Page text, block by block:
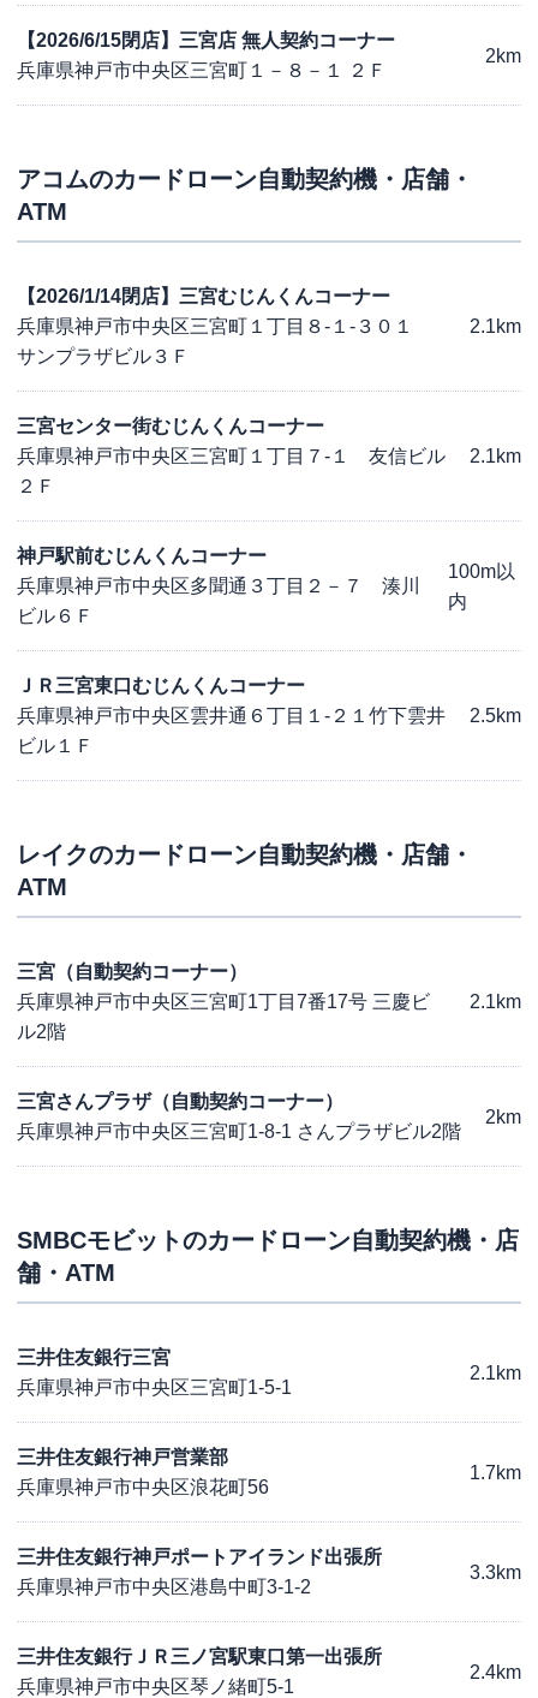
【2026/6/15閉店】三宮店 無人契約コーナー
兵庫県神戸市中央区三宮町１－８－１ ２Ｆ
2km
アコムのカードローン自動契約機・店舗・
ATM
【2026/1/14閉店】三宮むじんくんコーナー
兵庫県神戸市中央区三宮町１丁目８-１-３０１
サンプラザビル３Ｆ
2.1km
三宮センター街むじんくんコーナー
兵庫県神戸市中央区三宮町１丁目７-１ 友信ビル
２Ｆ
2.1km
神戸駅前むじんくんコーナー
兵庫県神戸市中央区多聞通３丁目２－７ 湊川
ビル６Ｆ
100m以
内
ＪＲ三宮東口むじんくんコーナー
兵庫県神戸市中央区雲井通６丁目１-２１竹下雲井
ビル１Ｆ
2.5km
レイクのカードローン自動契約機・店舗・
ATM
三宮（自動契約コーナー）
兵庫県神戸市中央区三宮町1丁目7番17号 三慶ビ
ル2階
2.1km
三宮さんプラザ（自動契約コーナー）
兵庫県神戸市中央区三宮町1-8-1 さんプラザビル2階
2km
SMBCモビットのカードローン自動契約機・店
舗・ATM
三井住友銀行三宮
兵庫県神戸市中央区三宮町1-5-1
2.1km
三井住友銀行神戸営業部
兵庫県神戸市中央区浪花町56
1.7km
三井住友銀行神戸ポートアイランド出張所
兵庫県神戸市中央区港島中町3-1-2
3.3km
三井住友銀行ＪＲ三ノ宮駅東口第一出張所
兵庫県神戸市中央区琴ノ緒町5-1
2.4km